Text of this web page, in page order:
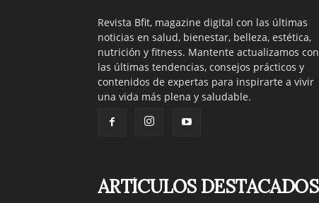
Revista Bfit, magazine digital con las últimas
noticias en salud, bienestar, belleza, estética,
nutrición y fitness. Mantente actualizamos con
las últimas tendencias, consejos prácticos y
contenidos de expertas para inspirarte a vivir
una vida más plena y saludable.
ARTÍCULOS DESTACADOS